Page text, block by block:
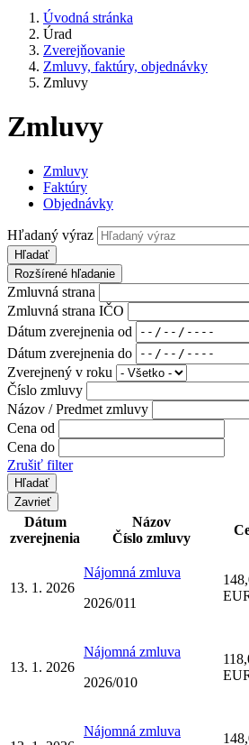
Úvodná stránka
Úrad
Zverejňovanie
Zmluvy, faktúry, objednávky
Zmluvy
Zmluvy
Zmluvy
Faktúry
Objednávky
Hľadaný výraz
Hľadať
Rozšírené hľadanie
Zmluvná strana
Zmluvná strana IČO
Dátum zverejnenia od
Dátum zverejnenia do
Zverejnený v roku
Číslo zmluvy
Názov / Predmet zmluvy
Cena od
Cena do
Zrušiť filter
Zavrieť
Dátum
zverejnenia
Názov
Číslo zmluvy
13. 1. 2026
Nájomná zmluva
2026/011
13. 1. 2026
Nájomná zmluva
2026/010
Nájomná zmluva